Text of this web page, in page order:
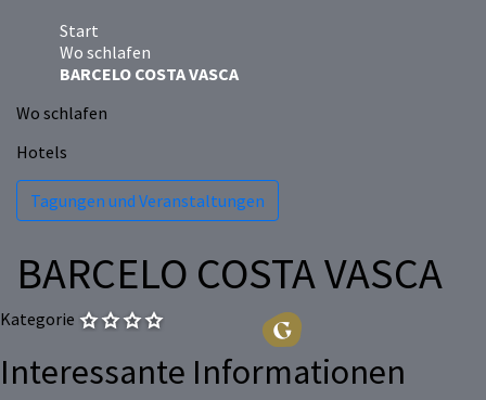
Start
Wo schlafen
BARCELO COSTA VASCA
Wo schlafen
Hotels
Tagungen und Veranstaltungen
BARCELO COSTA VASCA
Kategorie
Interessante Informationen